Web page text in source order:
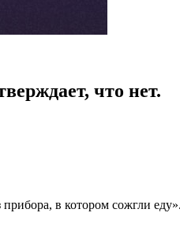
что нет.
в котором сожгли еду».